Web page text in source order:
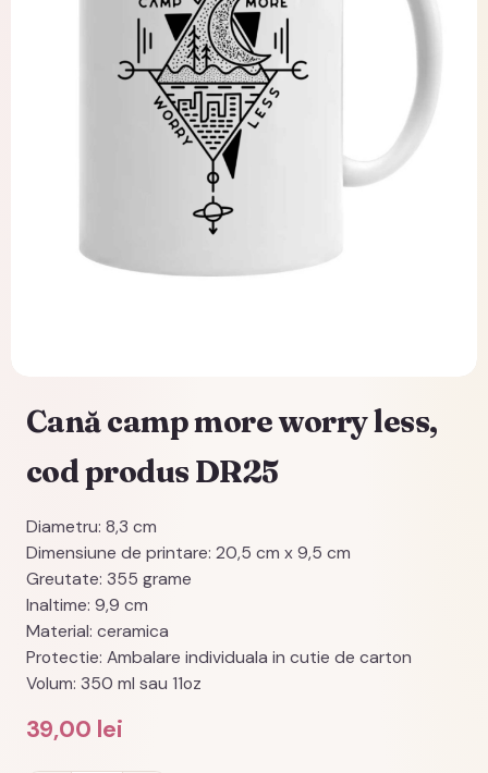
Cană camp more worry less,
cod produs DR25
Diametru: 8,3 cm
Dimensiune de printare: 20,5 cm x 9,5 cm
Greutate: 355 grame
Inaltime: 9,9 cm
Material: ceramica
Protectie: Ambalare individuala in cutie de carton
Volum: 350 ml sau 11oz
39,00 lei